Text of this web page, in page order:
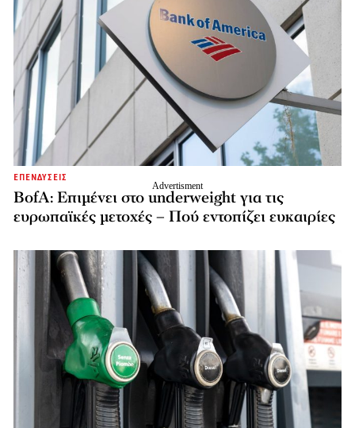
ΕΠΕΝΔΥΣΕΙΣ
BofA: Επιμένει στο underweight για τις
ευρωπαϊκές μετοχές – Πού εντοπίζει ευκαιρίες